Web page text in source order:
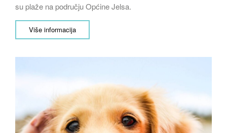
su plaže na području Općine Jelsa.
Više informacija